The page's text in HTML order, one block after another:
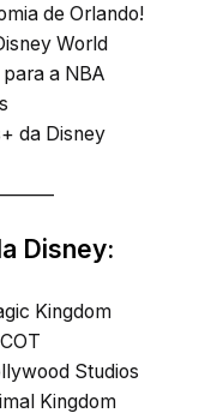
de Orlando!
World
a NBA
da Disney
Disney:
Kingdom
Studios
Kingdom